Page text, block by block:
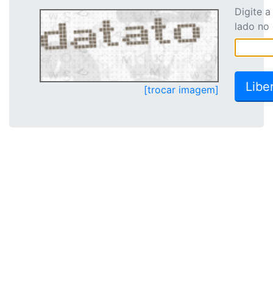
[trocar imagem]
Digite
lado no